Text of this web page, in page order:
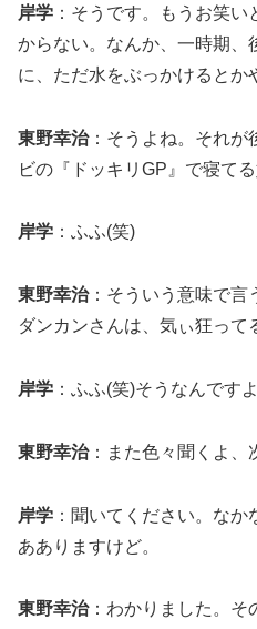
岸学 ：そうです。もうお笑
からない。なんか、一時期、
に、ただ水をぶっかけるとか
東野幸治：そうよね。それが
ビの『ドッキリGP』で寝て
岸学 ：ふふ(笑)
東野幸治：そういう意味で言
ダンカンさんは、気ぃ狂って
岸学 ：ふふ(笑)そうなんです
東野幸治：また色々聞くよ、
岸学 ：聞いてください。な
あありますけど。
東野幸治：わかりました。そ